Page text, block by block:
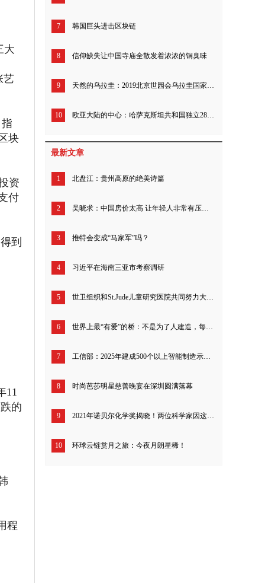
大
艺
块
资
付
到
11
的
程
7 韩国巨头进击区块链
8 信仰缺失让中国寺庙全散发着浓浓的铜臭味
9 天然的乌拉圭：2019北京世园会乌拉圭国家日庆祝活动举行
10 欧亚大陆的中心：哈萨克斯坦共和国独立28周年招待会在京举行
最新文章
1 北盘江：贵州高原的绝美诗篇
2 吴晓求：中国房价太高 让年轻人非常有压力 透支了几代人的财富
3 推特会变成“马家军”吗？
4 习近平在海南三亚市考察调研
5 世卫组织和St.Jude儿童研究医院共同努力大幅增加全球儿童癌症药物获取
6 世界上最“有爱”的桥：不是为了人建造，每年拯救了4000万只螃蟹！
7 工信部：2025年建成500个以上智能制造示范工厂
8 时尚芭莎明星慈善晚宴在深圳圆满落幕
9 2021年诺贝尔化学奖揭晓！两位科学家因这一领域的研究贡献，共享1000万瑞典克朗！
10 环球云链赏月之旅：今夜月朗星稀！